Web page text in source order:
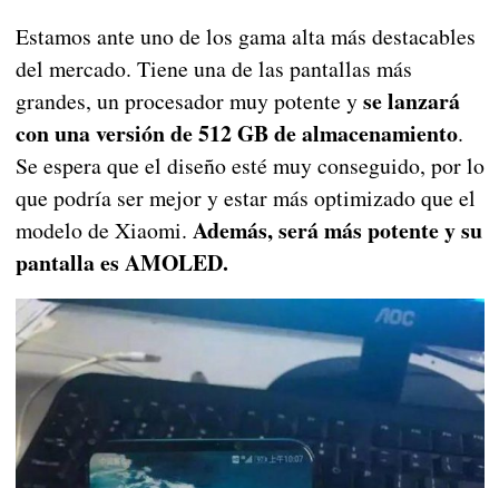
Estamos ante uno de los gama alta más destacables
del mercado. Tiene una de las pantallas más
grandes, un procesador muy potente yse lanzará
con una versión de 512 GB de almacenamiento.
Se espera que el diseño esté muy conseguido, por lo
que podría ser mejor y estar más optimizado que el
modelo de Xiaomi. Además, será más potente y su
pantalla es AMOLED.